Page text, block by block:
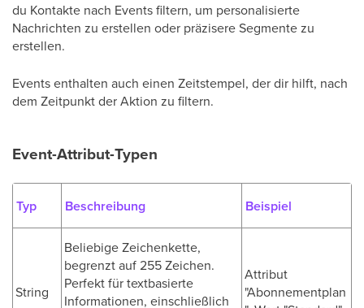
du Kontakte nach Events filtern, um personalisierte
Nachrichten zu erstellen oder präzisere Segmente zu
erstellen.
Events enthalten auch einen Zeitstempel, der dir hilft, nach
dem Zeitpunkt der Aktion zu filtern.
Event-Attribut-Typen
Typ Beschreibung Beispiel
String
Beliebige Zeichenkette,
begrenzt auf 255 Zeichen.
Perfekt für textbasierte
Informationen, einschließlich
Attribut
"Abonnementplan